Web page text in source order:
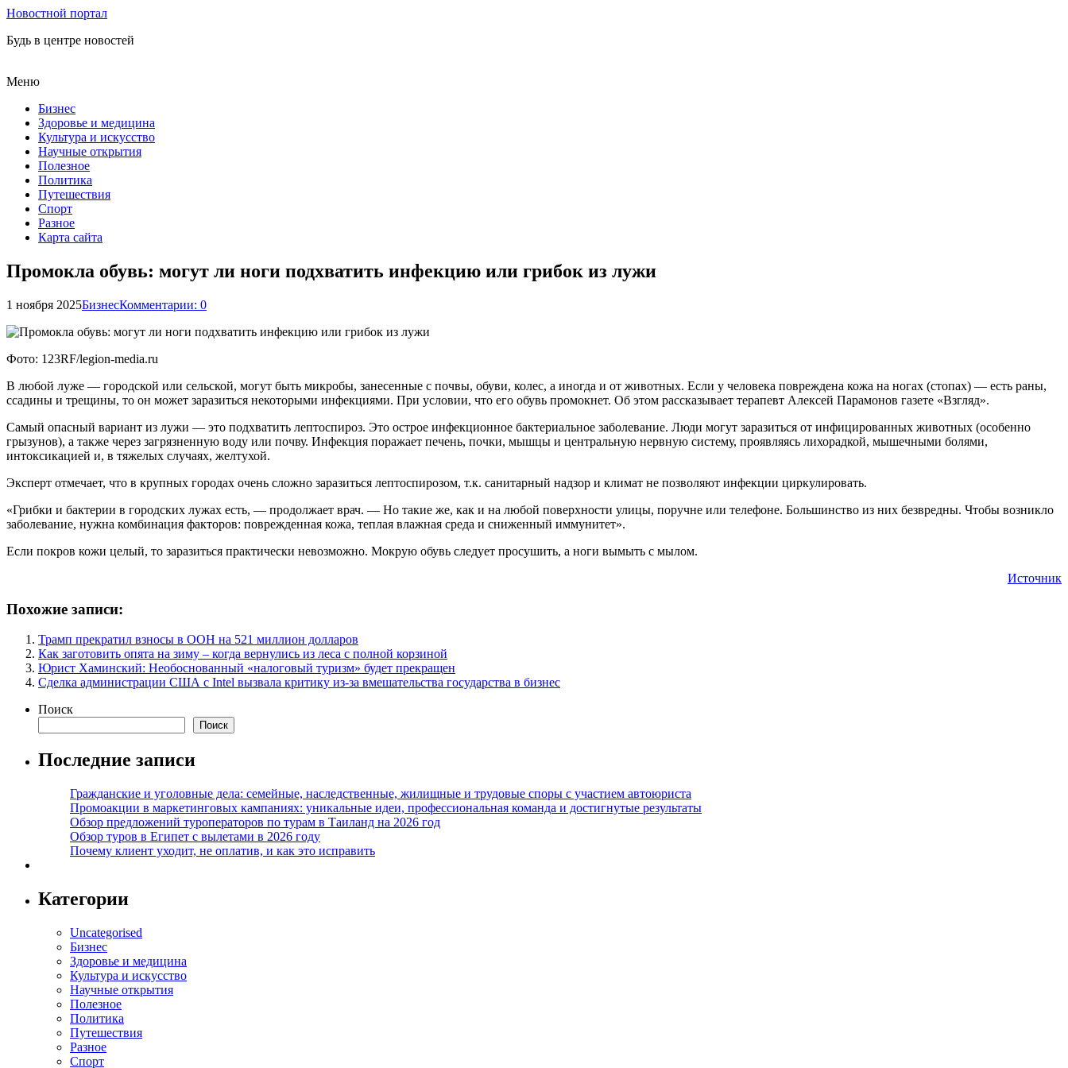
Новостной портал
Будь в центре новостей
Меню
Бизнес
Здоровье и медицина
Культура и искусство
Научные открытия
Полезное
Политика
Путешествия
Спорт
Разное
Карта сайта
Промокла обувь: могут ли ноги подхватить инфекцию или грибок из лужи
1 ноября 2025БизнесКомментарии: 0
Фото: 123RF/legion-media.ru
В любой луже — городской или сельской, могут быть микробы, занесенные с почвы, обуви, колес, а иногда и от животных. Если у человека повреждена кожа на ногах (стопах) — есть раны,
ссадины и трещины, то он может заразиться некоторыми инфекциями. При условии, что его обувь промокнет. Об этом рассказывает терапевт Алексей Парамонов газете «Взгляд».
Самый опасный вариант из лужи — это подхватить лептоспироз. Это острое инфекционное бактериальное заболевание. Люди могут заразиться от инфицированных животных (особенно
грызунов), а также через загрязненную воду или почву. Инфекция поражает печень, почки, мышцы и центральную нервную систему, проявляясь лихорадкой, мышечными болями,
интоксикацией и, в тяжелых случаях, желтухой.
Эксперт отмечает, что в крупных городах очень сложно заразиться лептоспирозом, т.к. санитарный надзор и климат не позволяют инфекции циркулировать.
«Грибки и бактерии в городских лужах есть, — продолжает врач. — Но такие же, как и на любой поверхности улицы, поручне или телефоне. Большинство из них безвредны. Чтобы возникло
заболевание, нужна комбинация факторов: поврежденная кожа, теплая влажная среда и сниженный иммунитет».
Если покров кожи целый, то заразиться практически невозможно. Мокрую обувь следует просушить, а ноги вымыть с мылом.
Источник
Похожие записи:
Трамп прекратил взносы в ООН на 521 миллион долларов
Как заготовить опята на зиму – когда вернулись из леса с полной корзиной
Юрист Хаминский: Необоснованный «налоговый туризм» будет прекращен
Сделка администрации США с Intel вызвала критику из-за вмешательства государства в бизнес
Поиск
Поиск
Последние записи
Гражданские и уголовные дела: семейные, наследственные, жилищные и трудовые споры с участием автоюриста
Промоакции в маркетинговых кампаниях: уникальные идеи, профессиональная команда и достигнутые результаты
Обзор предложений туроператоров по турам в Таиланд на 2026 год
Обзор туров в Египет с вылетами в 2026 году
Почему клиент уходит, не оплатив, и как это исправить
Категории
Uncategorised
Бизнес
Здоровье и медицина
Культура и искусство
Научные открытия
Полезное
Политика
Путешествия
Разное
Спорт